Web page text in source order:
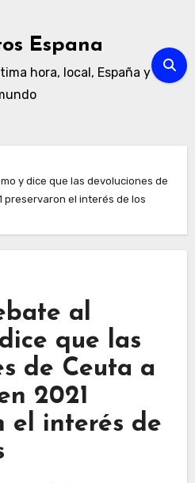
Espana
hora, local, España y
y dice que las devoluciones de
preservaron el interés de los
al
que las
de Ceuta a
2021
el interés de